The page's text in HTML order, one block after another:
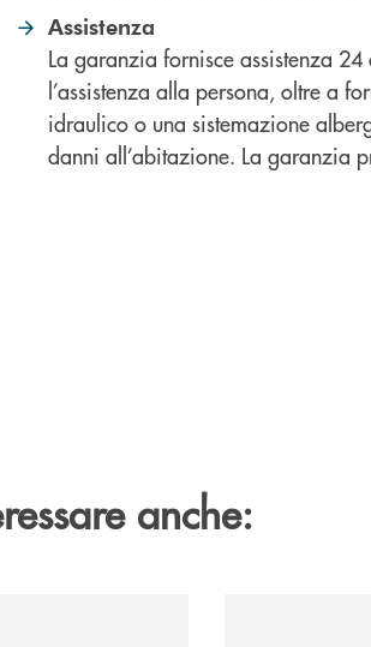
Assistenza
La garanzia fornisce assistenza
l’assistenza alla persona, oltre a
idraulico o una sistemazione
danni all’abitazione. La garanzia
anche: